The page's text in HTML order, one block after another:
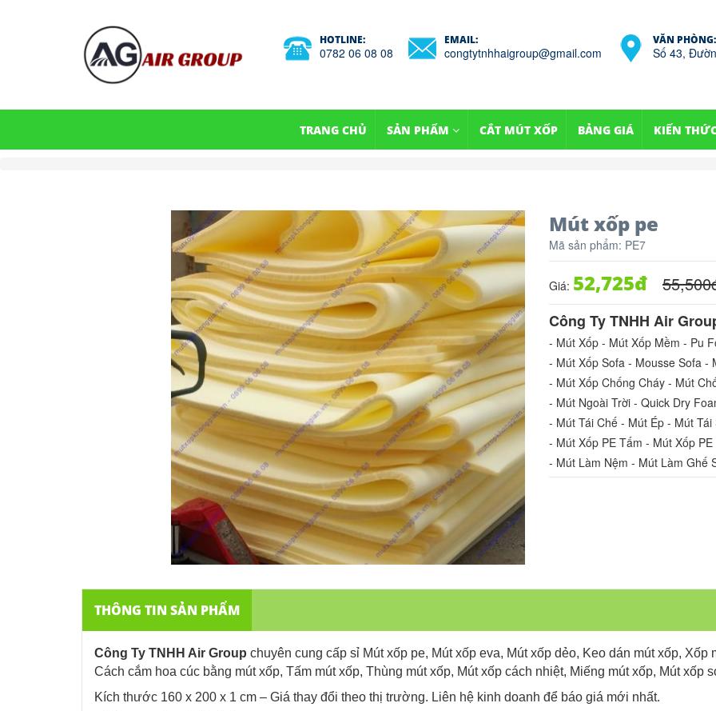
HOTLINE:
0782 06 08 08
EMAIL:
congtytnhhaigroup@gmail.com
VĂN PHÒNG:
Số 43,
TRANG CHỦ SẢN PHẨM CẮT MÚT XỐP BẢNG GIÁ KIẾN
Mút xốp pe
Mã sản phẩm: PE7
Giá: 52,725đ 55,500
Công Ty TNHH Air
- Mút Xốp - Mút Xốp Mềm - Pu
- Mút Xốp Sofa - Mousse Sofa -
- Mút Xốp Chống Cháy - Mút
- Mút Ngoài Trời - Quick Dry
- Mút Tái Chế - Mút Ép - Mút Tái
- Mút Xốp PE Tấm - Mút Xốp PE
- Mút Làm Nệm - Mút Làm Ghế
THÔNG TIN SẢN PHẨM
Công Ty TNHH Air Group chuyên cung cấp sỉ Mút xốp pe, Mút xốp eva, Mút xốp dẻo, Keo dán mút xốp, Xốp
Cách cắm hoa cúc bằng mút xốp, Tấm mút xốp, Thùng mút xốp, Mút xốp cách nhiệt, Miếng mút xốp, Mút xốp
Kích thước 160 x 200 x 1 cm – Giá thay đổi theo thị trường. Liên hệ kinh doanh để báo giá mới nhất.